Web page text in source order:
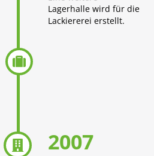

Lagerhalle wird für die
Lackiererei erstellt.
 2007